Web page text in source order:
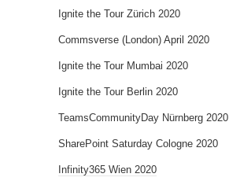
Ignite the Tour Zürich 2020
Commsverse (London) April 2020
Ignite the Tour Mumbai 2020
Ignite the Tour Berlin 2020
TeamsCommunityDay Nürnberg 2020
SharePoint Saturday Cologne 2020
Infinity365 Wien 2020